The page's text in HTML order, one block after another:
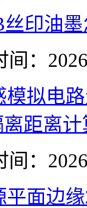
丝印油
间：
模拟电
距离计
间：
平面边